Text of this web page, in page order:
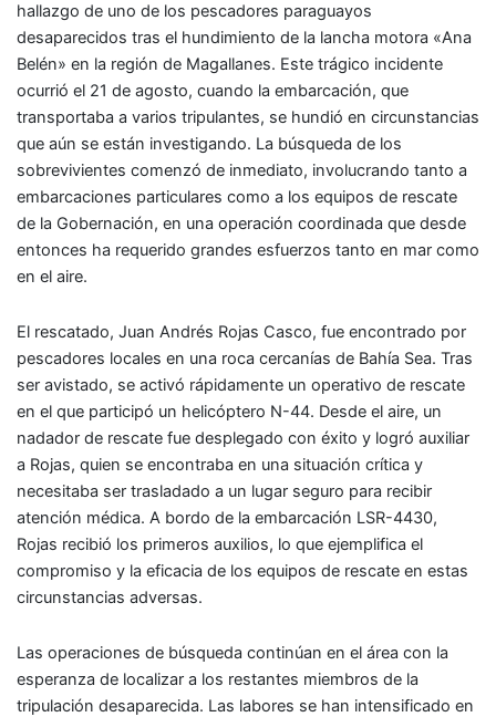
hallazgo de uno de los pescadores paraguayos
desaparecidos tras el hundimiento de la lancha motora «Ana
Belén» en la región de Magallanes. Este trágico incidente
ocurrió el 21 de agosto, cuando la embarcación, que
transportaba a varios tripulantes, se hundió en circunstancias
que aún se están investigando. La búsqueda de los
sobrevivientes comenzó de inmediato, involucrando tanto a
embarcaciones particulares como a los equipos de rescate
de la Gobernación, en una operación coordinada que desde
entonces ha requerido grandes esfuerzos tanto en mar como
en el aire.
El rescatado, Juan Andrés Rojas Casco, fue encontrado por
pescadores locales en una roca cercanías de Bahía Sea. Tras
ser avistado, se activó rápidamente un operativo de rescate
en el que participó un helicóptero N-44. Desde el aire, un
nadador de rescate fue desplegado con éxito y logró auxiliar
a Rojas, quien se encontraba en una situación crítica y
necesitaba ser trasladado a un lugar seguro para recibir
atención médica. A bordo de la embarcación LSR-4430,
Rojas recibió los primeros auxilios, lo que ejemplifica el
compromiso y la eficacia de los equipos de rescate en estas
circunstancias adversas.
Las operaciones de búsqueda continúan en el área con la
esperanza de localizar a los restantes miembros de la
tripulación desaparecida. Las labores se han intensificado en